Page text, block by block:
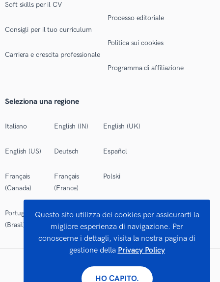
Soft skills per il CV
Consigli per il tuo curriculum
Carriera e crescita professionale
Processo editoriale
Politica sui cookies
Programma di affiliazione
Seleziona una regione
Italiano English (IN) English (UK)
English (US) Deutsch Español
Français
(Canada)
Français
(France)
Polski
Português
(Brasil)
2026 Works Limited. Tutti i diritti riservati.
Questo sito utilizza dei cookies per assicurarti la
migliore esperienza di navigazione. Per
conoscerne i dettagli, visita la nostra pagina di
gestione della Privacy Policy
HO CAPITO.